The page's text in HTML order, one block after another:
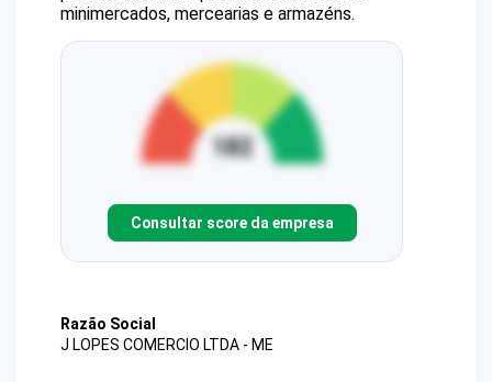
minimercados, mercearias e armazéns.
Consultar score da empresa
Razão Social
J LOPES COMERCIO LTDA - ME